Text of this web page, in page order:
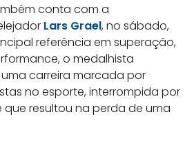
conta com a
Lars Grael, no sábado,
referência em superação,
o medalhista
carreira marcada por
no esporte, interrompida por
resultou na perda de uma